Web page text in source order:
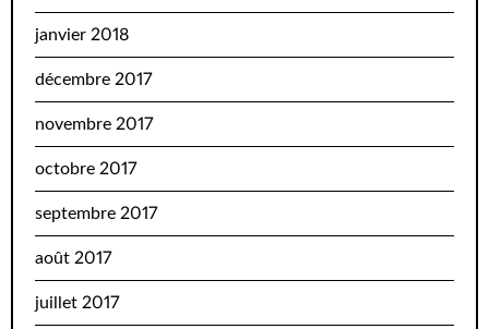
janvier 2018
décembre 2017
novembre 2017
octobre 2017
septembre 2017
août 2017
juillet 2017